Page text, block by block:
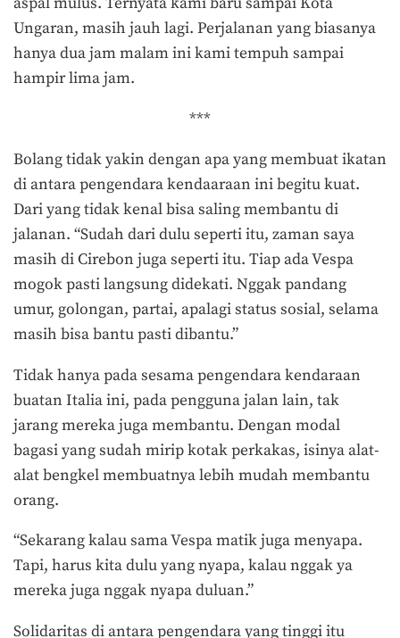
Ungaran, masih jauh lagi. Perjalanan yang biasanya
hanya dua jam malam ini kami tempuh sampai
hampir lima jam.
***
Bolang tidak yakin dengan apa yang membuat ikatan
di antara pengendara kendaaraan ini begitu kuat.
Dari yang tidak kenal bisa saling membantu di
jalanan. “Sudah dari dulu seperti itu, zaman saya
masih di Cirebon juga seperti itu. Tiap ada Vespa
mogok pasti langsung didekati. Nggak pandang
umur, golongan, partai, apalagi status sosial, selama
masih bisa bantu pasti dibantu.”
Tidak hanya pada sesama pengendara kendaraan
buatan Italia ini, pada pengguna jalan lain, tak
jarang mereka juga membantu. Dengan modal
bagasi yang sudah mirip kotak perkakas, isinya alat-
alat bengkel membuatnya lebih mudah membantu
orang.
“Sekarang kalau sama Vespa matik juga menyapa.
Tapi, harus kita dulu yang nyapa, kalau nggak ya
mereka juga nggak nyapa duluan.”
Solidaritas di antara pengendara yang tinggi itu